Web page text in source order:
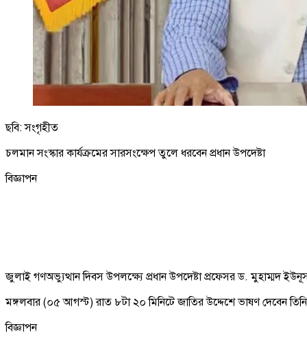
ছবি: সংগৃহীত
চলমান সংস্কার কার্যক্রমের সারসংক্ষেপ তুলে ধরবেন প্রধান উপদেষ্টা
বিজ্ঞাপন
জুলাই গণঅভ্যুত্থান দিবস উপলক্ষ্যে প্রধান উপদেষ্টা প্রফেসর ড. মুহাম্মদ
মঙ্গলবার (০৫ আগস্ট) রাত ৮টা ২০ মিনিটে জাতির উদ্দেশে ভাষণ দেবেন
বিজ্ঞাপন